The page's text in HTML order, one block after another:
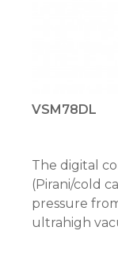
VSM78DL
The digital
(Pirani/cold
pressure
ultrahigh